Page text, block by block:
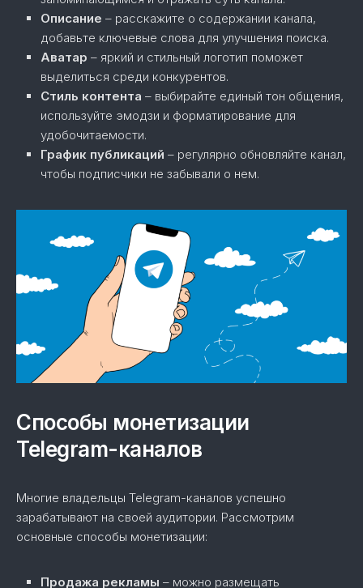
Описание – расскажите о содержании канала,
добавьте ключевые слова для улучшения поиска.
Аватар – яркий и стильный логотип поможет
выделиться среди конкурентов.
Стиль контента – выбирайте единый тон общения,
используйте эмодзи и форматирование для
удобочитаемости.
График публикаций – регулярно обновляйте канал,
чтобы подписчики не забывали о нем.
Способы монетизации
Telegram-каналов
Многие владельцы Telegram-каналов успешно
зарабатывают на своей аудитории. Рассмотрим
основные способы монетизации:
Продажа рекламы – можно размещать